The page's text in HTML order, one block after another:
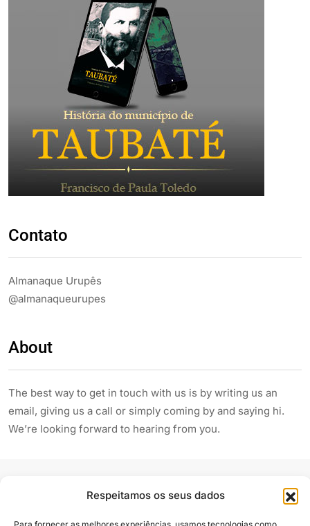
Respeitamos os seus dados
Contato
Almanaque Urupês
@almanaqueurupes
About
The best way to get in touch with us is by writing us an
email, giving us a call or simply coming by and saying hi.
We’re looking forward to hearing from you.